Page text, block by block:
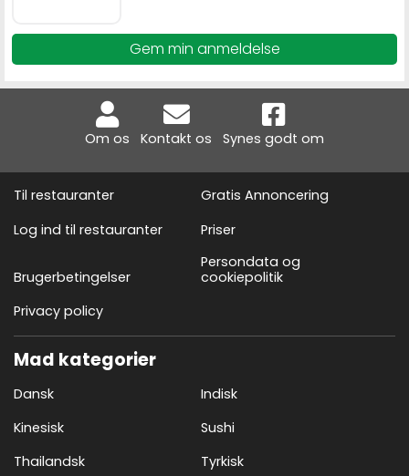
Gem min anmeldelse
Om os Kontakt os Synes godt om
Til restauranter
Gratis Annoncering
Log ind til restauranter
Priser
Brugerbetingelser
Persondata og
cookiepolitik
Privacy policy
Mad kategorier
Dansk
Indisk
Kinesisk
Sushi
Thailandsk
Tyrkisk